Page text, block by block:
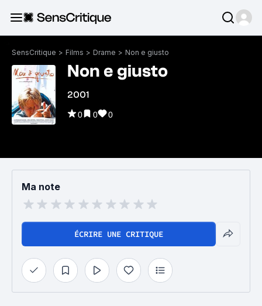
SensCritique > Films > Drame > Non e giusto
Non e giusto
2001
0 0 0
Ma note
ÉCRIRE UNE CRITIQUE